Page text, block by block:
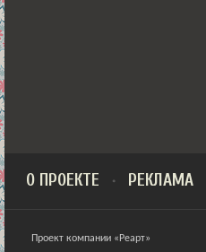
О ПРОЕКТЕ РЕКЛАМА
Проект компании «Реарт»